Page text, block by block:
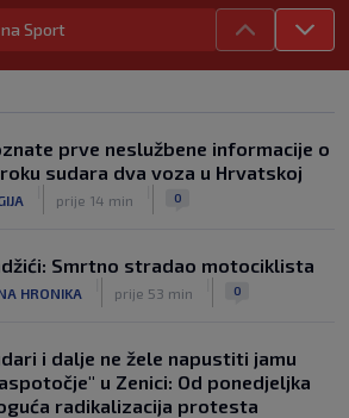
je vladao svjetskim tenisom,
ilegalnog prelaska granice i rada na
do reprezentacije: Nevjerovatna
priča albanskog fudbalera
Sport
prve neslužbene informacije o
sudara dva voza u Hrvatskoj
prije 14 min 0
Smrtno stradao motociklista
HRONIKA prije 53 min 0
i dalje ne žele napustiti jamu
u Zenici: Od ponedjeljka
radikalizacija protesta